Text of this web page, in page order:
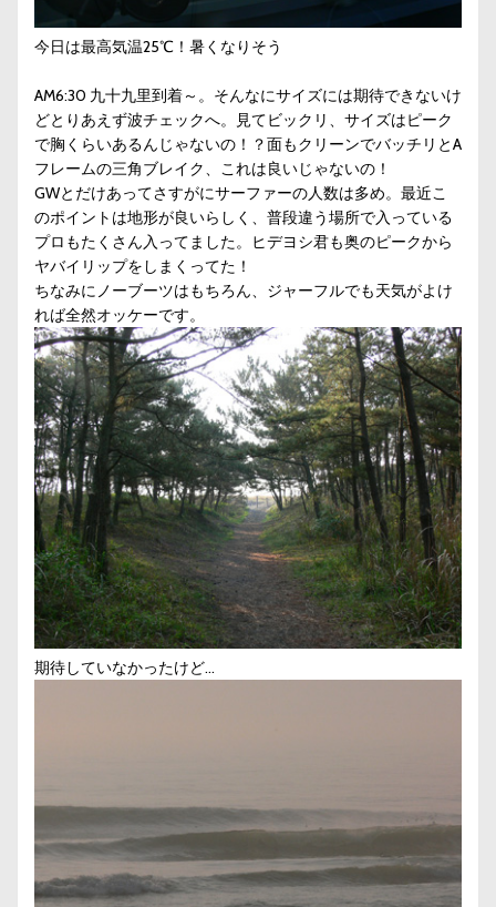
今日は最高気温25℃！暑くなりそう
AM6:30 九十九里到着～。そんなにサイズには期待できないけ
どとりあえず波チェックへ。見てビックリ、サイズはピーク
で胸くらいあるんじゃないの！？面もクリーンでバッチリとA
フレームの三角ブレイク、これは良いじゃないの！
GWとだけあってさすがにサーファーの人数は多め。最近こ
のポイントは地形が良いらしく、普段違う場所で入っている
プロもたくさん入ってました。ヒデヨシ君も奥のピークから
ヤバイリップをしまくってた！
ちなみにノーブーツはもちろん、ジャーフルでも天気がよけ
れば全然オッケーです。
期待していなかったけど…